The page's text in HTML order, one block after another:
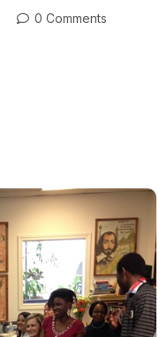
0 Comments